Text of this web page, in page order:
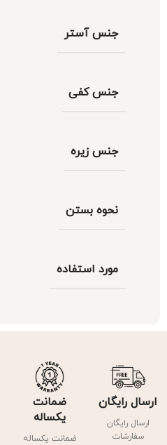
جنس آستر
جنس کفی
جنس زیره
نحوه بستن
مورد استفاده
ارسال رایگان
ارسال رایگان
سفارشات
ضمانت
یکساله
ضمانت یکساله